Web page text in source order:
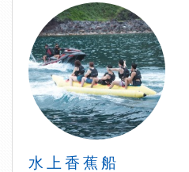
水上香蕉船